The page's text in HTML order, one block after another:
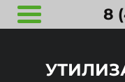
8